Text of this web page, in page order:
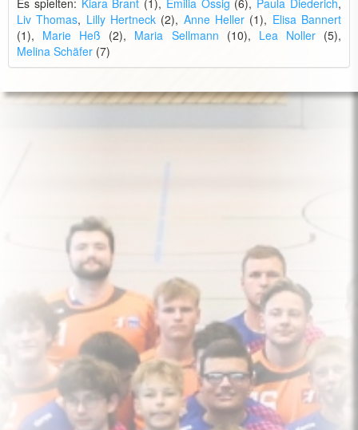
Es spielten: Kiara Brant (1), Emilia Ossig (6), Paula Diederich,
Liv Thomas, Lilly Hertneck (2), Anne Heller (1), Elisa Bannert
(1), Marie Heß (2), Maria Sellmann (10), Lea Noller(5),
Melina Schäfer (7)